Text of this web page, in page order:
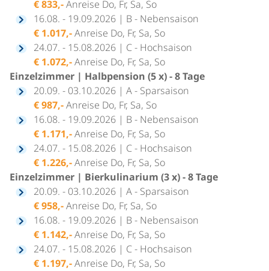
€ 833,-Anreise Do, Fr, Sa, So
16.08. - 19.09.2026 | B - Nebensaison
€ 1.017,-Anreise Do, Fr, Sa, So
24.07. - 15.08.2026 | C - Hochsaison
€ 1.072,-Anreise Do, Fr, Sa, So
Einzelzimmer | Halbpension (5 x) - 8 Tage
20.09. - 03.10.2026 | A - Sparsaison
€ 987,-Anreise Do, Fr, Sa, So
16.08. - 19.09.2026 | B - Nebensaison
€ 1.171,-Anreise Do, Fr, Sa, So
24.07. - 15.08.2026 | C - Hochsaison
€ 1.226,-Anreise Do, Fr, Sa, So
Einzelzimmer | Bierkulinarium (3 x) - 8 Tage
20.09. - 03.10.2026 | A - Sparsaison
€ 958,-Anreise Do, Fr, Sa, So
16.08. - 19.09.2026 | B - Nebensaison
€ 1.142,-Anreise Do, Fr, Sa, So
24.07. - 15.08.2026 | C - Hochsaison
€ 1.197,-Anreise Do, Fr, Sa, So